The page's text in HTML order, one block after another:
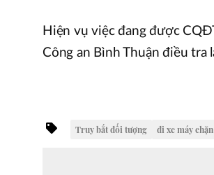
Hiện vụ việc đang được
Công an Bình Thuận điều tra
Truy bắt đối tượng đi xe máy